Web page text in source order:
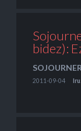
bidez):
2011-09-04